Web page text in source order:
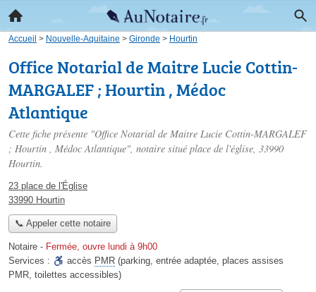
Accueil > Nouvelle-Aquitaine > Gironde > Hourtin
Office Notarial de Maitre Lucie Cottin-
MARGALEF ; Hourtin , Médoc
Atlantique
Cette fiche présente "Office Notarial de Maitre Lucie Cottin-MARGALEF
; Hourtin , Médoc Atlantique", notaire situé place de l'église, 33990
Hourtin.
23 place de l'Église
33990 Hourtin
📞 Appeler cette notaire
Notaire - Fermée, ouvre lundi à 9h00
Services :
accès PMR (parking, entrée adaptée, places assises
PMR, toilettes accessibles)